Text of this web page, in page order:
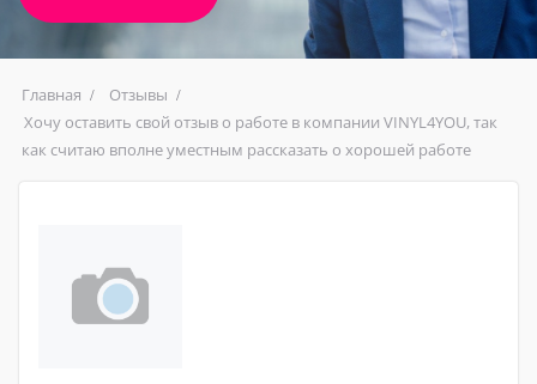
Главная
Отзывы
Хочу оставить свой отзыв о работе в компании VINYL4YOU, так
как считаю вполне уместным рассказать о хорошей работе